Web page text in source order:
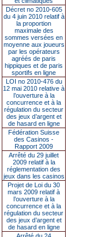
Décret no 2010-605
du 4 juin 2010 relatif à
la proportion
maximale des
sommes versées en
moyenne aux joueurs
par les opérateurs
agréés de paris
hippiques et de paris
sportifs en ligne
LOI no 2010-476 du
12 mai 2010 relative à
l’ouverture à la
concurrence et à la
régulation du secteur
des jeux d’argent et
de hasard en ligne
Fédération Suisse
des Casinos -
Rapport 2009
Arrêté du 29 juillet
2009 relatif à la
réglementation des
jeux dans les casinos
Projet de Loi du 30
mars 2009 relatif à
l’ouverture à la
concurrence et à la
régulation du secteur
des jeux d’argent et
de hasard en ligne